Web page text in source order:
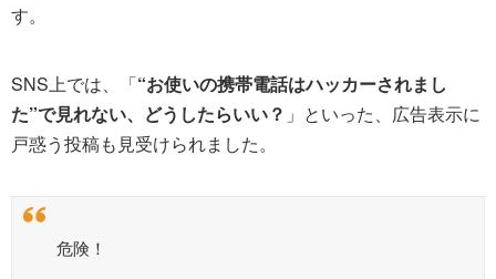
す。
SNS上では、「“お使いの携帯電話はハッカーされまし
た”で見れない、どうしたらいい？ 」といった、広告表示に
戸惑う投稿も見受けられました。
危険！